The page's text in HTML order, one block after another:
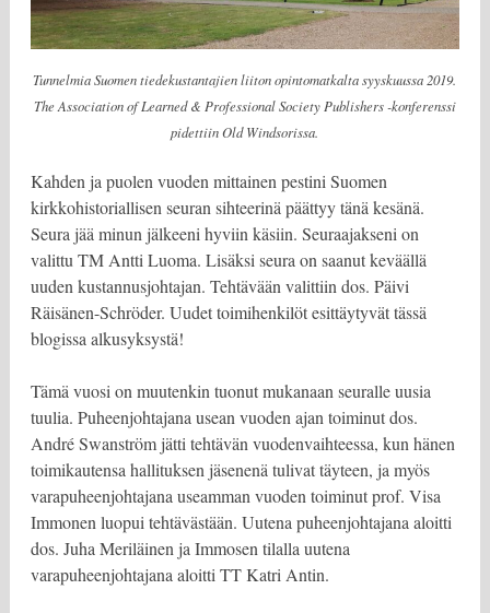
Tunnelmia Suomen tiedekustantajien liiton opintomatkalta syyskuussa 2019.
The Association of Learned & Professional Society Publishers -konferenssi
pidettiin Old Windsorissa.
Kahden ja puolen vuoden mittainen pestini Suomen
kirkkohistoriallisen seuran sihteerinä päättyy tänä kesänä.
Seura jää minun jälkeeni hyviin käsiin. Seuraajakseni on
valittu TM Antti Luoma. Lisäksi seura on saanut keväällä
uuden kustannusjohtajan. Tehtävään valittiin dos. Päivi
Räisänen-Schröder. Uudet toimihenkilöt esittäytyvät tässä
blogissa alkusyksystä!
Tämä vuosi on muutenkin tuonut mukanaan seuralle uusia
tuulia. Puheenjohtajana usean vuoden ajan toiminut dos.
André Swanström jätti tehtävän vuodenvaihteessa, kun hänen
toimikautensa hallituksen jäsenenä tulivat täyteen, ja myös
varapuheenjohtajana useamman vuoden toiminut prof. Visa
Immonen luopui tehtävästään. Uutena puheenjohtajana aloitti
dos. Juha Meriläinen ja Immosen tilalla uutena
varapuheenjohtajana aloitti TT Katri Antin.